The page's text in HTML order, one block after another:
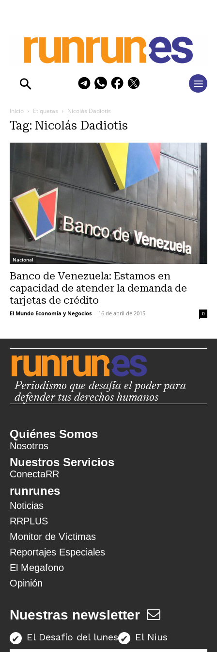
Inicio Etiquetas Nicolás Dadiotis
Tag: Nicolás Dadiotis
Nacional
Banco de Venezuela: Estamos en
capacidad de atender la demanda de
tarjetas de crédito
El Mundo Economía y Negocios - 16 de abril de 2015 0
Periodismo que desafía el poder para
defender tus derechos humanos
Quiénes Somos
Nosotros
Nuestros Servicios
ConectaRR
runrunes
Noticias
RRPLUS
Monitor de Víctimas
Reportajes Especiales
El Megafono
Opinión
Nuestras newsletter
El Desafío del lunes El Nius